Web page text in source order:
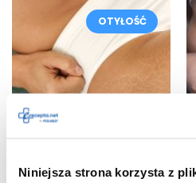
Niniejsza strona korzysta z
OTYŁOŚĆ